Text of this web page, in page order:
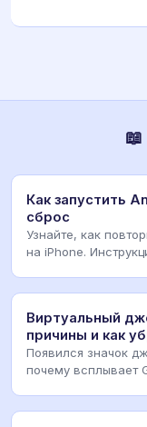
Как запустить
сброс
Узнайте, как
на iPhone.
Виртуальный
причины и как
Появился значок
почему всплывает